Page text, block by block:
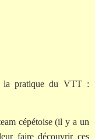
la pratique du VTT :
cépétoise (il y a un
faire découvrir ces